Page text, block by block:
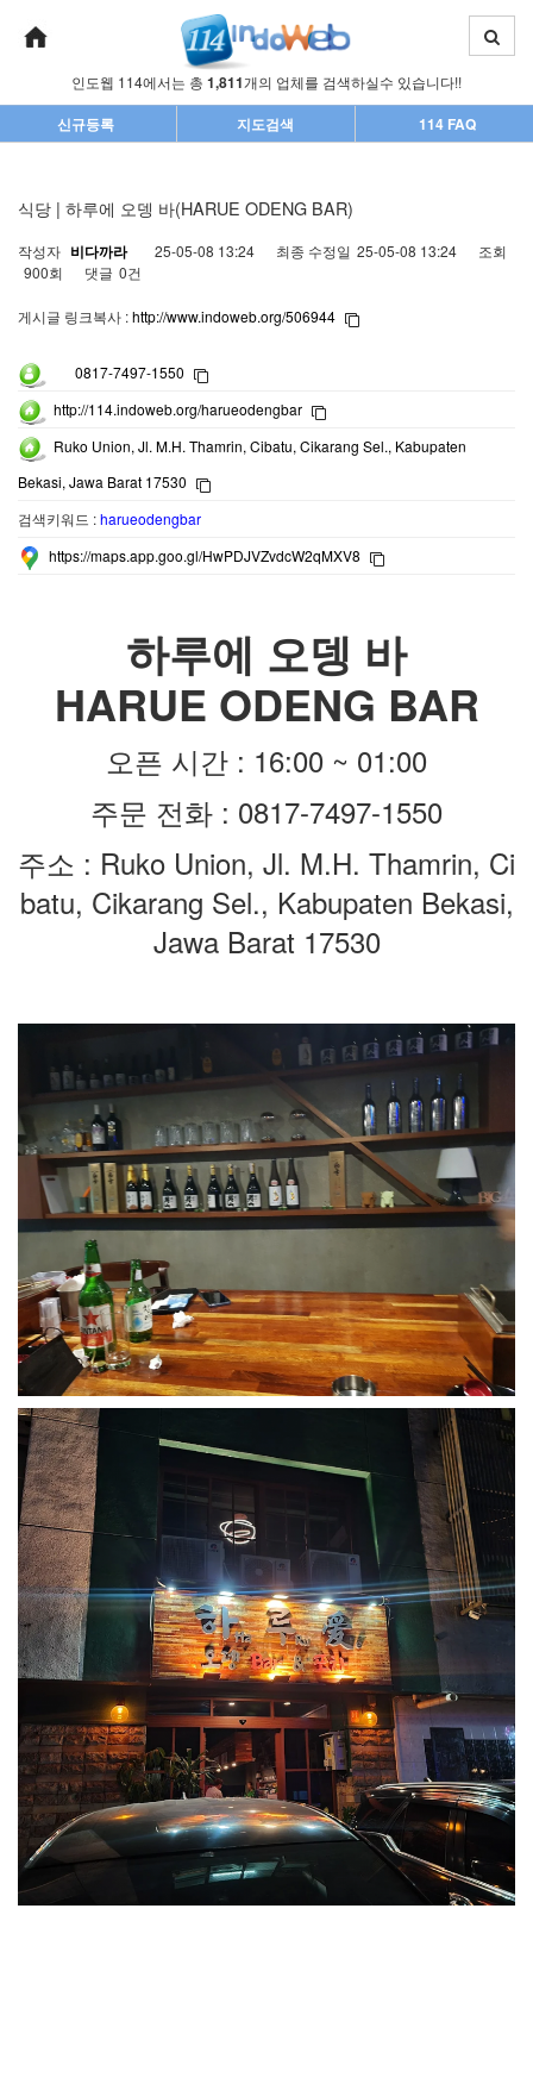
인도웹 114에서는 총 1,811개의 업체를 검색하실수 있습니다!!
신규등록 지도검색 114 FAQ
식당 | 하루에 오뎅 바(HARUE ODENG BAR)
작성자 비다까라 25-05-08 13:24 최종 수정일 25-05-08 13:24
조회
900회
댓글 0건
게시글 링크복사 :http://www.indoweb.org/506944
0817-7497-1550
http://114.indoweb.org/harueodengbar
Ruko Union, Jl. M.H. Thamrin, Cibatu, Cikarang Sel., Kabupaten
Bekasi, Jawa Barat 17530
검색키워드 :harueodengbar
https://maps.app.goo.gl/HwPDJVZvdcW2qMXV8
하루에 오뎅 바
HARUE ODENG BAR
오픈 시간 : 16:00 ~ 01:00
주문 전화 : 0817-7497-1550
주소 : Ruko Union, Jl. M.H. Thamrin, Ci
batu, Cikarang Sel., Kabupaten Bekasi,
Jawa Barat 17530